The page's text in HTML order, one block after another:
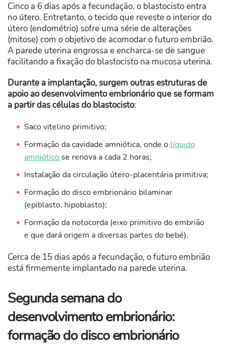
Cinco a 6 dias após a fecundação, o blastocisto entra
no útero. Entretanto, o tecido que reveste o interior do
útero (endométrio) sofre uma série de alterações
(mitose) com o objetivo de acomodar o futuro embrião.
A parede uterina engrossa e encharca-se de sangue
facilitando a fixação do blastocisto na mucosa uterina.
Durante a implantação, surgem outras estruturas de
apoio ao desenvolvimento embrionário que se formam
a partir das células do blastocisto:
Saco vitelino primitivo;
Formação da cavidade amniótica, onde o líquido
amniótico se renova a cada 2 horas;
Instalação da circulação útero-placentária primitiva;
Formação do disco embrionário bilaminar
(epiblasto, hipoblasto);
Formação da notocorda (eixo primitivo do embrião
e que dará origem a diversas partes do bebé).
Cerca de 15 dias após a fecundação, o futuro embrião
está firmemente implantado na parede uterina.
Segunda semana do
desenvolvimento embrionário:
formação do disco embrionário